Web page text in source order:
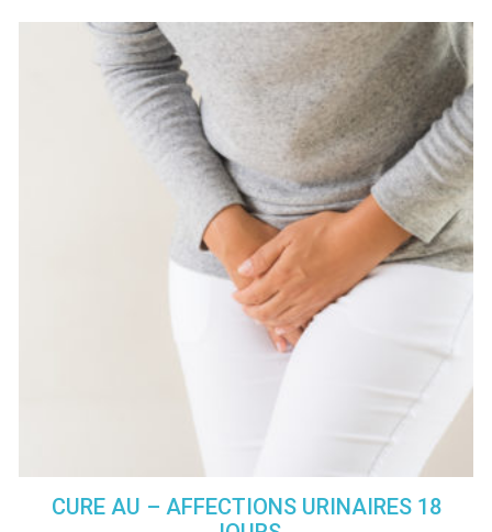
CURE AU – AFFECTIONS URINAIRES 18